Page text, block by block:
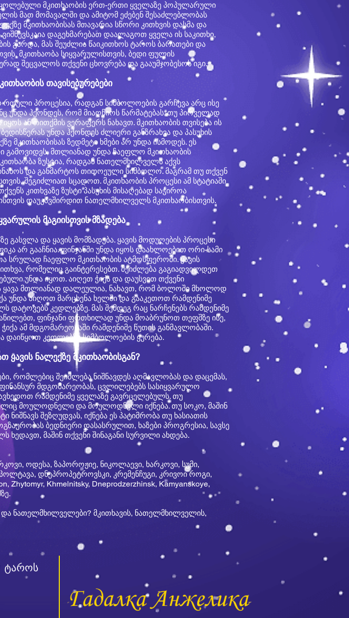
მკითხაობის ერთ-ერთი ყველაზე პოპულარული
მათ მომავალში და ამიტომ ეძებენ შესაძლებლობას
მკითხაობისას მთავარია სწორი კითხვის დასმა და
დაგეხმარებათ დაალაგოთ ყველა ის საკითხი,
გარდა, მას შეუძლია წაიკითხოს ტაროს ბარათები და
მკითხაობა სიყვარულისთვის, ბედი ფულის
შეცვალოს თქვენი ცხოვრება და გააუმჯობესოს იგი.
თავისებურებები
,
რთული პროცესია, რადგან სიმბოლოების გარჩევა არც ისე
უნდა ჰქონდეს, რომ მიაღწიოს წარმატებას. თუ პირველად
ან თითქმის ვერაფერს ნახავთ. მკითხაობის თვისება ის
უნდა ჰქონდეს ძლიერი განზრახვა და პასუხის
მკითხაობისას ზედმეტი ხმები არ უნდა ისმოდეს. ეს
გამოვიდეს, მთლიანად უნდა ჩაეფლო მკითხაობის
ზუსტია, რადგან ნათელმხილველს აქვს
და განმარტოს თითოეული სიმბოლო. მაგრამ თუ თქვენ
შეგიძლიათ სცადოთ. მკითხაობის პროცესი ამ სტატიაში
კითხვაზე ზუსტი პასუხის მისაღებად საჭიროა
დაუკავშირდით ნათელმხილველს მკითხაობისთვის.
მაგიისთვის მზადება
,
გასვლა და ყავის მომზადება. ყავის მოდუღების პროცესი
არ გააჩნია. ფინჯანში უნდა იყოს დაახლოებით ორი-სამი
სრულად ჩაეფლო მკითხაობის ატმოსფეროში. ყავის
რომელიც გაინტერესებთ. შეიძლება გაგიადვილდეთ
უნდა იყოთ. აიღეთ ჭიქა და დაუსვით თქვენი
ყავა მთლიანად დალეულია, ნახავთ, რომ ბოლოში მხოლოდ
უნდა აიღოთ მარცხენა ხელში და გააკეთოთ რამდენიმე
კედლებზე. მას შემდეგ რაც ნარჩენებს რამდენიმე
ფინჯანი ფრთხილად უნდა მოაბრუნოთ თეფშზე ისე,
ამ მდგომარეობაში რამდენიმე წუთის განმავლობაში.
დაიწყოთ კედლებზე სიმბოლოების ყურება.
ყავის ნალექზე მკითხაობისგან?
,
რომლებიც შეიძლება ნიშნავდეს აღმავლობას და დაცემას,
ფინანსურ მდგომარეობას, ცვლილებებს სასიყვარულო
რამდენიმე ყველაზე გავრცელებულს. თუ
მოულოდნელი და მოულოდნელი იქნება. თუ სოკო, მაშინ
შეზღუდვას, იქნება ეს პატიმრობა თუ ხასიათის
ბედნიერი დასასრულით, ხაზები პროგრესია, სავსე
ხედავთ, მაშინ თქვენი შინაგანი სურვილი ახდება.
ოდესა, ზაპოროჟიე, ნიკოლაევი, ხარკოვი, სუმი,
დნეპროპეტროვსკი, კრემენჩუგი, კრივოი როგი,
Khmelnitsky, Dneprodzerzhinsk, Kamyanskoye,
და ნათელმხილველები? მკითხავის, ნათელმხილველის,
ტაროს